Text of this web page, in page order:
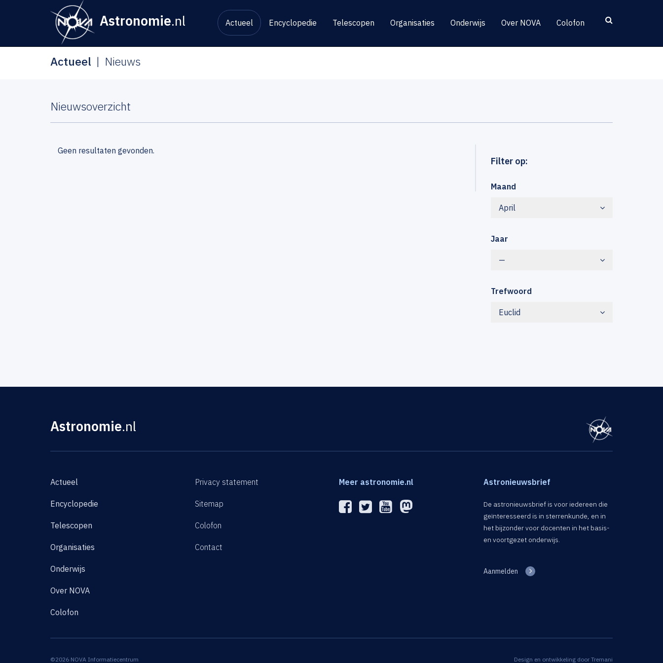
Astronomie.nl Actueel Encyclopedie Telescopen Organisaties Onderwijs Over NOVA Colofon
Actueel Nieuws
Nieuwsoverzicht
Filter op:
Maand
April
Jaar
—
Trefwoord
Euclid
Geen resultaten gevonden.
Astronomie.nl
Actueel
Encyclopedie
Telescopen
Organisaties
Onderwijs
Over NOVA
Colofon
Privacy statement
Sitemap
Colofon
Contact
Meer astronomie.nl Astronieuwsbrief
De astronieuwsbrief is voor iedereen die
geïnteresseerd is in sterrenkunde, en in
het bijzonder voor docenten in het basis-
en voortgezet onderwijs.
Aanmelden
©2026 NOVA Informatiecentrum Design en ontwikkeling door Tremani